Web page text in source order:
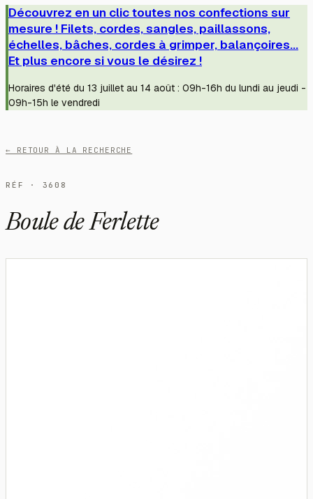
Découvrez en un clic toutes nos confections sur
mesure ! Filets, cordes, sangles, paillassons,
échelles, bâches, cordes à grimper, balançoires...
Et plus encore si vous le désirez !
Horaires d'été du 13 juillet au 14 août : 09h-16h du lundi au jeudi -
09h-15h le vendredi
← RETOUR À LA RECHERCHE
RÉF · 3608
Boule de Ferlette